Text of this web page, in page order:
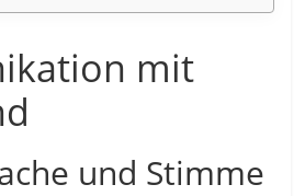
mit
und Stimme